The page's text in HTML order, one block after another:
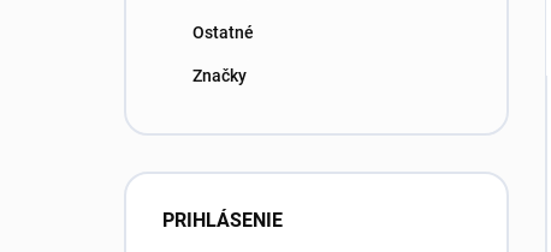
Ostatné
Značky
PRIHLÁSENIE